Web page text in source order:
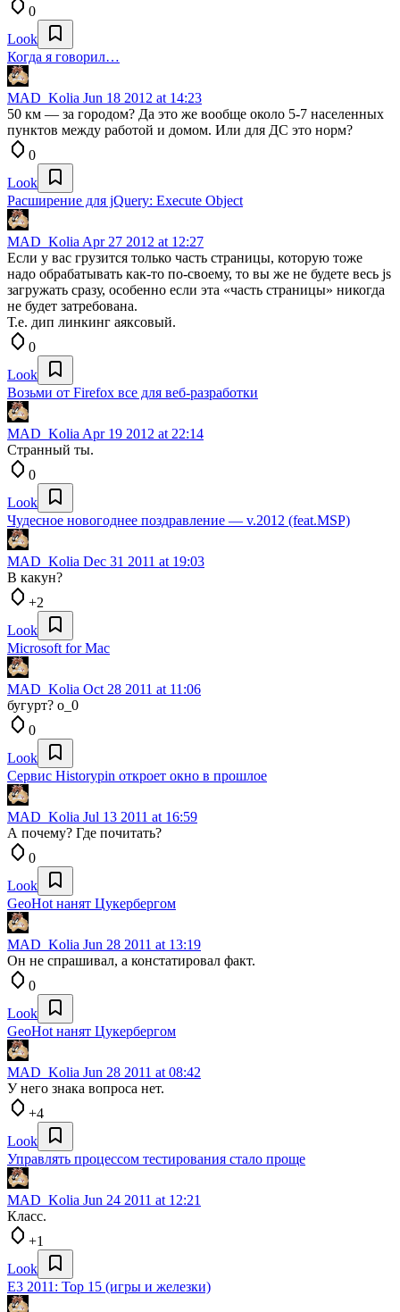
0
Look
Когда я говорил…
MAD_Kolia Jun 18 2012 at 14:23
50 км — за городом? Да это же вообще около 5-7 населенных
пунктов между работой и домом. Или для ДС это норм?
0
Look
Расширение для jQuery: Execute Object
MAD_Kolia Apr 27 2012 at 12:27
Если у вас грузится только часть страницы, которую тоже
надо обрабатывать как-то по-своему, то вы же не будете весь js
загружать сразу, особенно если эта «часть страницы» никогда
не будет затребована.
Т.е. дип линкинг аяксовый.
0
Look
Возьми от Firefox все для веб-разработки
MAD_Kolia Apr 19 2012 at 22:14
Странный ты.
0
Look
Чудесное новогоднее поздравление — v.2012 (feat.MSP)
MAD_Kolia Dec 31 2011 at 19:03
В какун?
+2
Look
Microsoft for Mac
MAD_Kolia Oct 28 2011 at 11:06
бугурт? о_0
0
Look
Сервис Historypin откроет окно в прошлое
MAD_Kolia Jul 13 2011 at 16:59
А почему? Где почитать?
0
Look
GeoHot нанят Цукербергом
MAD_Kolia Jun 28 2011 at 13:19
Он не спрашивал, а констатировал факт.
0
Look
GeoHot нанят Цукербергом
MAD_Kolia Jun 28 2011 at 08:42
У него знака вопроса нет.
+4
Look
Управлять процессом тестирования стало проще
MAD_Kolia Jun 24 2011 at 12:21
Класс.
+1
Look
E3 2011: Top 15 (игры и железки)